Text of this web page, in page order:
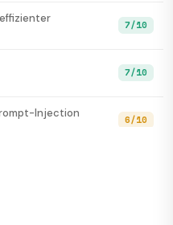
7/10
7/10
Injection 6/10